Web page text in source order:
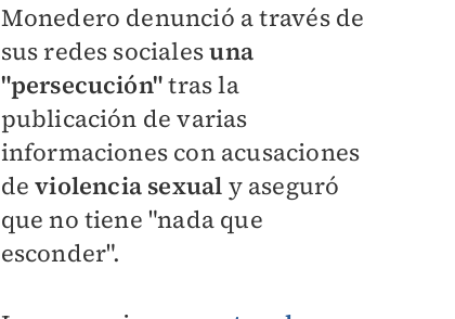
Monedero denunció a través de
sus redes socialesuna
"persecución"tras la
publicación de varias
informaciones con acusaciones
deviolencia sexual y aseguró
que no tiene "nada que
esconder".